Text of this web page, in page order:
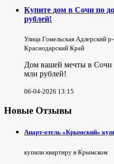
Купите дом в Сочи по
рублей!
Улица Гомельская Адлерский
Краснодарский Край
Дом вашей мечты в Сочи
млн рублей!
06-04-2026 13:15
Новые Отзывы
Апарт-отель «Крымский»
купили квартиру в Крымском